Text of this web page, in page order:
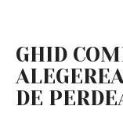
GHID
DE